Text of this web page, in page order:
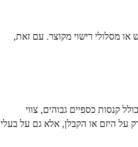
מסלולי רישוי מקוצר. עם זאת,
קנסות כספיים גבוהים, צווי
על היזם או הקבלן, אלא גם על בעלי